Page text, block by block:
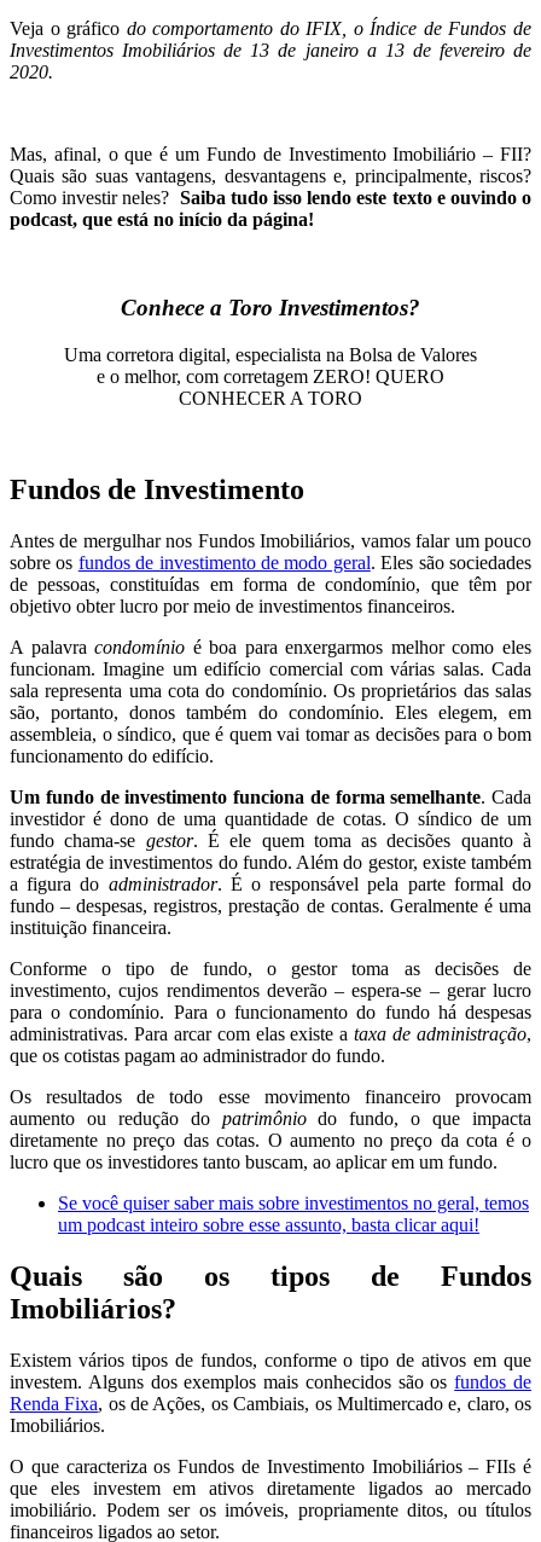
Veja o gráfico do comportamento do IFIX, o Índice de Fundos de
Investimentos Imobiliários de 13 de janeiro a 13 de fevereiro de
2020.
Mas, afinal, o que é um Fundo de Investimento Imobiliário – FII?
Quais são suas vantagens, desvantagens e, principalmente, riscos?
Como investir neles? Saiba tudo isso lendo este texto e ouvindo o
podcast, que está no início da página!
Conhece a Toro Investimentos?
Uma corretora digital, especialista na Bolsa de Valores
e o melhor, com corretagem ZERO! QUERO
CONHECER A TORO
Fundos de Investimento
Antes de mergulhar nos Fundos Imobiliários, vamos falar um pouco
sobre os fundos de investimento de modo geral. Eles são sociedades
de pessoas, constituídas em forma de condomínio, que têm por
objetivo obter lucro por meio de investimentos financeiros.
A palavracondomínio é boa para enxergarmos melhor como eles
funcionam. Imagine um edifício comercial com várias salas. Cada
sala representa uma cota do condomínio. Os proprietários das salas
são, portanto, donos também do condomínio. Eles elegem, em
assembleia, o síndico, que é quem vai tomar as decisões para o bom
funcionamento do edifício.
Um fundo de investimento funciona de forma semelhante. Cada
investidor é dono de uma quantidade de cotas. O síndico de um
fundo chama-se gestor. É ele quem toma as decisões quanto à
estratégia de investimentos do fundo. Além do gestor, existe também
a figura do administrador. É o responsável pela parte formal do
fundo – despesas, registros, prestação de contas. Geralmente é uma
instituição financeira.
Conforme o tipo de fundo, o gestor toma as decisões de
investimento, cujos rendimentos deverão – espera-se – gerar lucro
para o condomínio. Para o funcionamento do fundo há despesas
administrativas. Para arcar com elas existe ataxa de administração,
que os cotistas pagam ao administrador do fundo.
Os resultados de todo esse movimento financeiro provocam
aumento ou redução do patrimôniodo fundo, o que impacta
diretamente no preço das cotas. O aumento no preço da cota é o
lucro que os investidores tanto buscam, ao aplicar em um fundo.
Se você quiser saber mais sobre investimentos no geral, temos
um podcast inteiro sobre esse assunto, basta clicar aqui!
Quais são os tipos de Fundos
Imobiliários?
Existem vários tipos de fundos, conforme o tipo de ativos em que
investem. Alguns dos exemplos mais conhecidos são osfundos de
Renda Fixa, os de Ações, os Cambiais, os Multimercado e, claro, os
Imobiliários.
O que caracteriza os Fundos de Investimento Imobiliários – FIIs é
que eles investem em ativos diretamente ligados ao mercado
imobiliário. Podem ser os imóveis, propriamente ditos, ou títulos
financeiros ligados ao setor.